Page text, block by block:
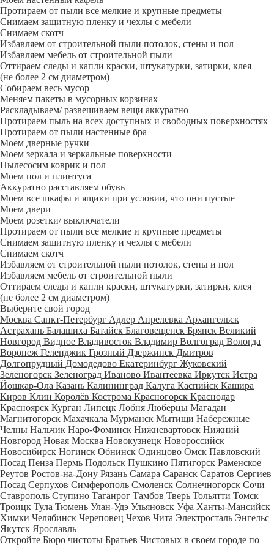
Протираем от пыли все мелкие и крупные предметы
Снимаем защитную пленку и чехлы с мебели
Снимаем скотч
Избавляем от строительной пыли потолок, стены и пол
Избавляем мебель от строительной пыли
Оттираем следы и капли краски, штукатурки, затирки, клея
(не более 2 см диаметром)
Собираем весь мусор
Меняем пакеты в мусорных корзинах
Раскладываем/ развешиваем вещи аккуратно
Протираем пыль на всех доступных и свободных поверхностях
Протираем от пыли настенные бра
Моем дверные ручки
Моем зеркала и зеркальные поверхности
Пылесосим коврик и пол
Моем пол и плинтуса
Аккуратно расставляем обувь
Моем все шкафы и ящики при условии, что они пустые
Моем двери
Моем розетки/ выключатели
Протираем от пыли все мелкие и крупные предметы
Снимаем защитную пленку и чехлы с мебели
Снимаем скотч
Избавляем от строительной пыли потолок, стены и пол
Избавляем мебель от строительной пыли
Оттираем следы и капли краски, штукатурки, затирки, клея
(не более 2 см диаметром)
Выберите свой город
Москва Санкт-Петербург Адлер Апрелевка Архангельск
Астрахань Балашиха Батайск Благовещенск Брянск Великий
Новгород Видное Владивосток Владимир Волгоград Вологда
Воронеж Геленджик Грозный Дзержинск Дмитров
Долгопрудный Домодедово Екатеринбург Жуковский
Зеленогорск Зеленоград Иваново Ивантеевка Иркутск Истра
Йошкар-Ола Казань Калининград Калуга Каспийск Кашира
Киров Клин Королёв Кострома Красногорск Краснодар
Красноярск Курган Липецк Лобня Люберцы Магадан
Магнитогорск Махачкала Мурманск Мытищи Набережные
Челны Нальчик Наро-Фоминск Нижневартовск Нижний
Новгород Новая Москва Новокузнецк Новороссийск
Новосибирск Ногинск Обнинск Одинцово Омск Павловский
Посад Пенза Пермь Подольск Пушкино Пятигорск Раменское
Реутов Ростов-на-Дону Рязань Самара Саранск Саратов Сергиев
Посад Серпухов Симферополь Смоленск Солнечногорск Сочи
Ставрополь Ступино Таганрог Тамбов Тверь Тольятти Томск
Троицк Тула Тюмень Улан-Удэ Ульяновск Уфа Ханты-Мансийск
Химки Челябинск Череповец Чехов Чита Электросталь Энгельс
Якутск Ярославль
Откройте Бюро чистоты Братьев Чистовых в своем городе по